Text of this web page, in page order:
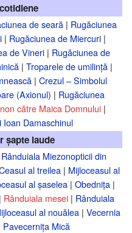
de seară | Rugăciunea
| Rugăciunea de Miercuri |
de Vineri| Rugăciunea de
| Troparele de umilință|
| Crezul – Simbolul
(Axionul) | Rugăciunea
către Maica Domnului|
Ioan Damaschinul
șapte laude
Rânduiala Miezonopticii din
al treilea | Mijloceasul al
al șaselea| Obednița|
Rânduiala mesei| Rânduiala
al nouălea | Vecernia
Pavecernița Mică